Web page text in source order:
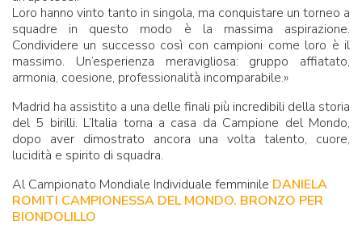
Loro hanno vinto tanto in singola, ma conquistare un torneo a
squadre in questo modo è la massima aspirazione.
Condividere un successo così con campioni come loro è il
massimo. Un’esperienza meravigliosa: gruppo affiatato,
armonia, coesione, professionalità incomparabile.»
Madrid ha assistito a una delle finali più incredibili della storia
del 5 birilli. L’Italia torna a casa da Campione del Mondo,
dopo aver dimostrato ancora una volta talento, cuore,
lucidità e spirito di squadra.
Al Campionato Mondiale Individuale femminile DANIELA
ROMITI CAMPIONESSA DEL MONDO. BRONZO PER
BIONDOLILLO